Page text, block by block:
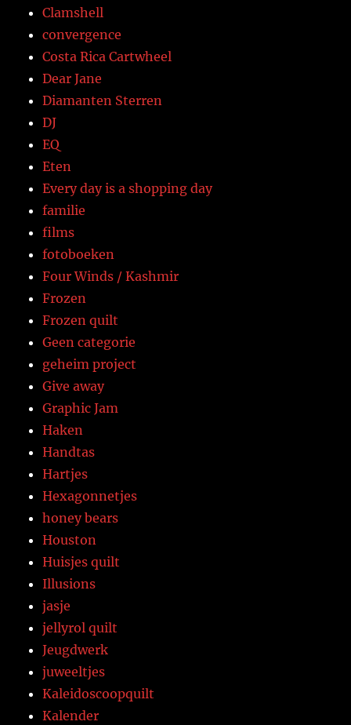
Clamshell
convergence
Costa Rica Cartwheel
Dear Jane
Diamanten Sterren
DJ
EQ
Eten
Every day is a shopping day
familie
films
fotoboeken
Four Winds / Kashmir
Frozen
Frozen quilt
Geen categorie
geheim project
Give away
Graphic Jam
Haken
Handtas
Hartjes
Hexagonnetjes
honey bears
Houston
Huisjes quilt
Illusions
jasje
jellyrol quilt
Jeugdwerk
juweeltjes
Kaleidoscoopquilt
Kalender